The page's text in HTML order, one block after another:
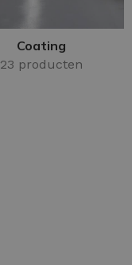
Coating
23 producten